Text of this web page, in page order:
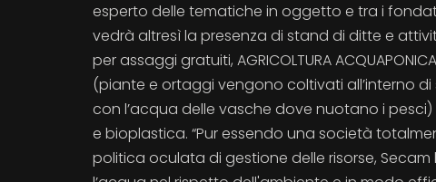
esperto delle tematiche in oggetto e tra i
vedrà altresì la presenza di stand di ditte e
per assaggi gratuiti, AGRICOLTURA
(piante e ortaggi vengono coltivati all’interno
con l’acqua delle vasche dove nuotano i pesci)
e bioplastica. “Pur essendo una società
politica oculata di gestione delle risorse,